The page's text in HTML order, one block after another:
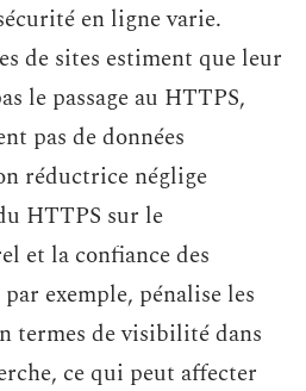
en ligne varie.
de sites estiment que leur
le passage au HTTPS,
pas de données
réductrice néglige
HTTPS sur le
et la confiance des
exemple, pénalise les
termes de visibilité dans
ce qui peut affecter